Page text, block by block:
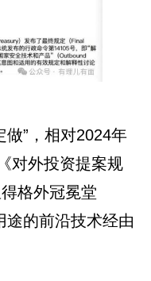
做”，相对2024年
对外投资提案规
格外冠冕堂
途的前沿技术经由